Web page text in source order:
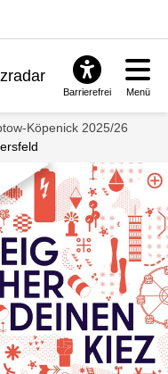
Barrierefrei Menü
Köpenick 2025/26